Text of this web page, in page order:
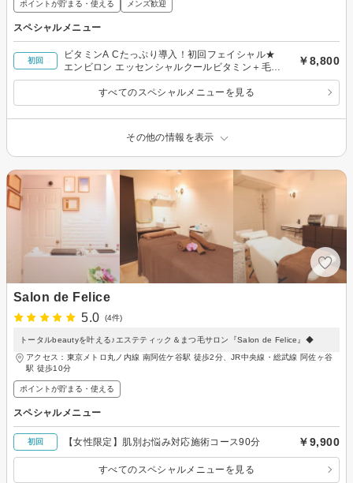
ポイントが貯まる・使える メンズ歓迎
スペシャルメニュー
初回
ビタミンA Cたっぷり導入！初回フェイシャル★
エンビロン エッセンシャルクールビタミン＋毛穴
洗浄
￥8,800
すべてのスペシャルメニューを見る
その他の情報を表示
Salon de Felice
5.0
(4件)
トータルbeautyを叶える♪エステティック＆まつ毛サロン『Salon de Felice』◆
アクセス：東京メトロ丸ノ内線 南阿佐ケ谷駅 徒歩2分、JR中央線・総武線 阿佐ヶ谷
駅 徒歩10分
ポイントが貯まる・使える
スペシャルメニュー
初回 【女性限定】肌別お悩み対応施術コース90分 ￥9,900
すべてのスペシャルメニューを見る